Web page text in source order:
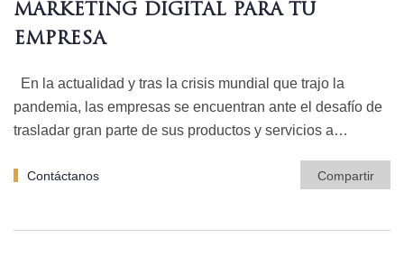
MARKETING DIGITAL PARA TU
EMPRESA
En la actualidad y tras la crisis mundial que trajo la
pandemia, las empresas se encuentran ante el desafío de
trasladar gran parte de sus productos y servicios a…
Contáctanos Compartir